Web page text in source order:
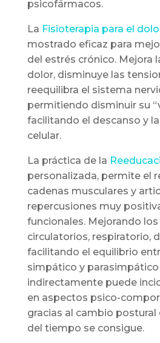
psicofármacos.
La Fisioterapia para el
mostrado eficaz para
del estrés crónico. Mejora
dolor, disminuye las
reequilibra el sistema
permitiendo disminuir su
facilitando el descanso y
celular.
La práctica de la
personalizada, permite el
cadenas musculares y
repercusiones muy
funcionales. Mejorando
circulatorios, respiratorio,
facilitando el equilibrio
simpático y parasimpático
indirectamente puede
en aspectos psico-
gracias al cambio postural
del tiempo se consigue.